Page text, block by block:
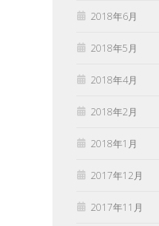
2018年6月
2018年5月
2018年4月
2018年2月
2018年1月
2017年12月
2017年11月